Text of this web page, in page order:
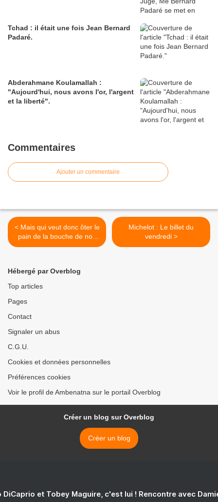
Tchad : il était une fois Jean Bernard
Padaré.
Abderahmane Koulamallah :
"Aujourd'hui, nous avons l'or, l'argent
et la liberté".
Commentaires
Ajouter un commentaire
< Mais qui veut donc ôter le
pain de la bouche de nos
défenseurs des droits
Michelot : Le billet du
vendredi >
Hébergé par Overblog
Top articles
Pages
Contact
Signaler un abus
C.G.U.
Cookies et données personnelles
Préférences cookies
Voir le profil de Ambenatna sur le portail Overblog
Créer un blog sur Overblog
Créer un blog
DiCaprio et Tobey Maguire, c'est lui ! Rencontre avec